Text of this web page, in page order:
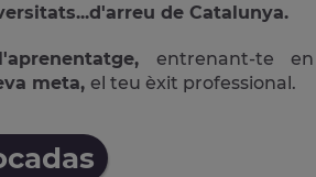
de Catalunya.
entrenant-te en
meta, el teu èxit professional.